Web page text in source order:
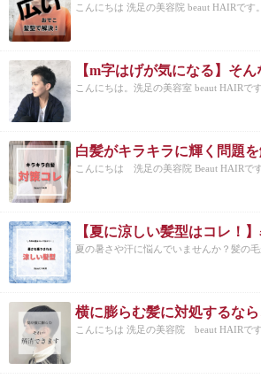
こんにちは 洗足の美容院 beaut HAIRです
こんにちは。洗足の美容室 beaut HAIRで
こんにちは 洗足の美容院 Beaut HAIRで
夏の暑さや汗に悩んでいませんか？髪の毛
こんにちは 洗足の美容院 beaut HAIRで